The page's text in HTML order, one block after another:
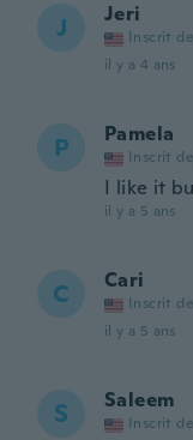
J Jeri
Inscrit
il y a 4 ans
P Pamela
Inscrit
I like it
il y a 5 ans
C Cari
Inscrit
il y a 5 ans
S Saleem
Inscrit